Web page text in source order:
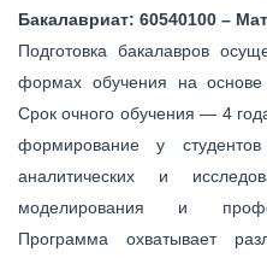
Бакалавриат: 60540100 –
Подготовка бакалавров
формах обучения на основе
Срок очного обучения — 4
формирование у
аналитических и
моделирования и
Программа охватывает